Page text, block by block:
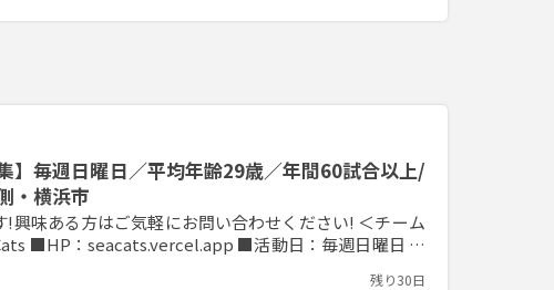
】毎週日曜日／平均年齢29歳／年間60試合以上/
・横浜市
ある方はご気軽にお問い合わせください! ＜チーム
■HP：seacats.vercel.app ■活動日：毎週日曜日 ■
川崎市東側・横浜市北側 ■年齢層：20～37歳 ■レベ
残り30日